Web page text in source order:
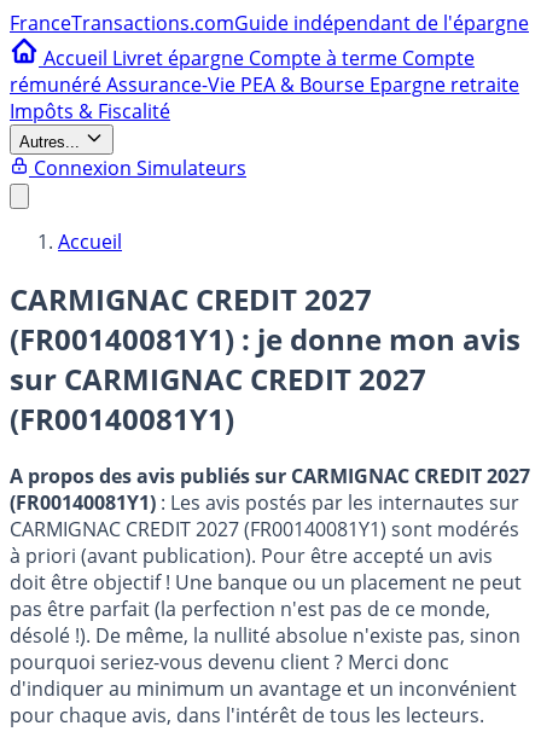
FranceTransactions.comGuide indépendant de l'épargne
Accueil Livret épargne Compte à terme Compte
rémunéréAssurance-Vie PEA & Bourse Epargne retraite
Impôts & Fiscalité
Autres...
Connexion Simulateurs
Accueil
CARMIGNAC CREDIT 2027
(FR00140081Y1) : je donne mon avis
sur CARMIGNAC CREDIT 2027
(FR00140081Y1)
A propos des avis publiés sur CARMIGNAC CREDIT 2027
(FR00140081Y1) : Les avis postés par les internautes sur
CARMIGNAC CREDIT 2027 (FR00140081Y1) sont modérés
à priori (avant publication). Pour être accepté un avis
doit être objectif ! Une banque ou un placement ne peut
pas être parfait (la perfection n'est pas de ce monde,
désolé !). De même, la nullité absolue n'existe pas, sinon
pourquoi seriez-vous devenu client ? Merci donc
d'indiquer au minimum un avantage et un inconvénient
pour chaque avis, dans l'intérêt de tous les lecteurs.